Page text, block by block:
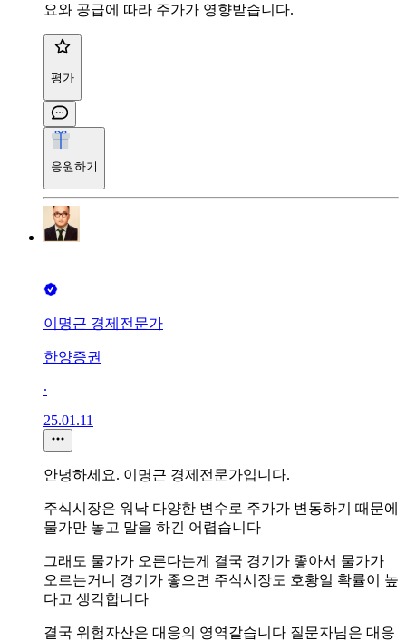
요와 공급에 따라 주가가 영향받습니다.
평가
응원하기
이명근 경제전문가
한양증권
∙
25.01.11
안녕하세요. 이명근 경제전문가입니다.
주식시장은 워낙 다양한 변수로 주가가 변동하기 때문에
물가만 놓고 말을 하긴 어렵습니다
그래도 물가가 오른다는게 결국 경기가 좋아서 물가가
오르는거니 경기가 좋으면 주식시장도 호황일 확률이 높
다고 생각합니다
결국 위험자산은 대응의 영역같습니다 질문자님은 대응